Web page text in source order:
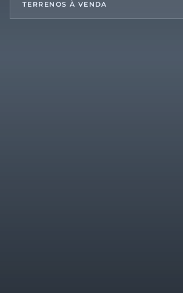
TERRENOS À VENDA